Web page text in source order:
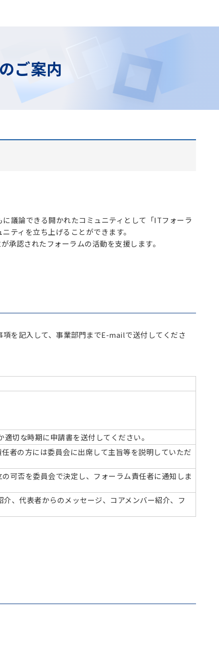
ご案内
議論できる開かれたコミュニティとして「ITフォーラ
ティを立ち上げることができます。
認されたフォーラムの活動を支援します。
を記入して、事業部門までE-mailで送付してくださ
切な時期に申請書を送付してください。
者の方には委員会に出席して主旨等を説明していただ
可否を委員会で決定し、フォーラム責任者に通知しま
、代表者からのメッセージ、コアメンバー紹介、フ